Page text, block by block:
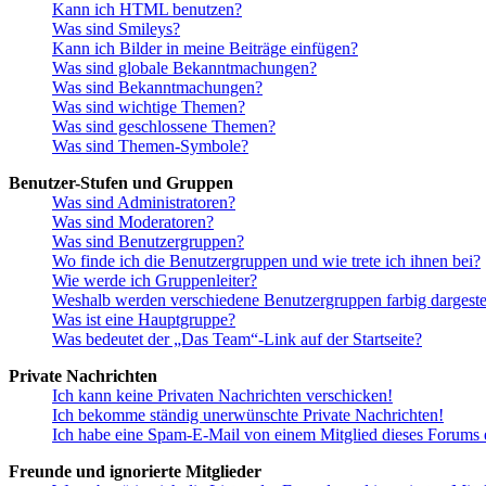
Kann ich HTML benutzen?
Was sind Smileys?
Kann ich Bilder in meine Beiträge einfügen?
Was sind globale Bekanntmachungen?
Was sind Bekanntmachungen?
Was sind wichtige Themen?
Was sind geschlossene Themen?
Was sind Themen-Symbole?
Benutzer-Stufen und Gruppen
Was sind Administratoren?
Was sind Moderatoren?
Was sind Benutzergruppen?
Wo finde ich die Benutzergruppen und wie trete ich ihnen bei?
Wie werde ich Gruppenleiter?
Weshalb werden verschiedene Benutzergruppen farbig
Was ist eine Hauptgruppe?
Was bedeutet der „Das Team“-Link auf der Startseite?
Private Nachrichten
Ich kann keine Privaten Nachrichten verschicken!
Ich bekomme ständig unerwünschte Private Nachrichten!
Ich habe eine Spam-E-Mail von einem Mitglied dieses Forums
Freunde und ignorierte Mitglieder